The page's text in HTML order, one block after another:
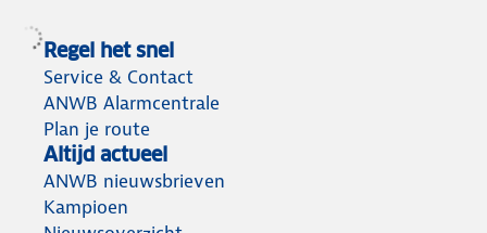
Regel het snel
Service & Contact
ANWB Alarmcentrale
Plan je route
Altijd actueel
ANWB nieuwsbrieven
Kampioen